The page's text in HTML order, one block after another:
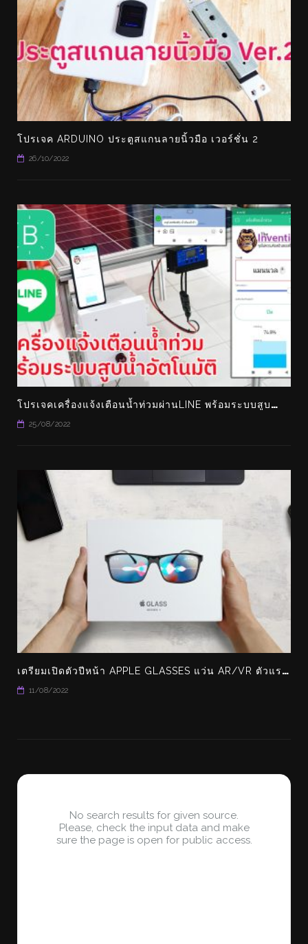
โปรเจค ARDUINO ประตูสแกนลายนิ้วมือ เวอร์ชั่น 2
26/10/2022
โ
ปรเจคเครื่องแจ้งเตือนน้ำท่วมผ่านLINE พร้อมระบบสูบน้ำอัตโนมัติ คอนโทรลผ่านแอพ BLYNK ได้ด้วย
25/08/2022
เ
ตรียมเปิดตัวปีหน้า APPLE GLASSES แว่น AR/VR ตัวแรกของ APPLE
11/08/2022
No search results for given source.
Please, check the input data and make
sure the page is open for public access.